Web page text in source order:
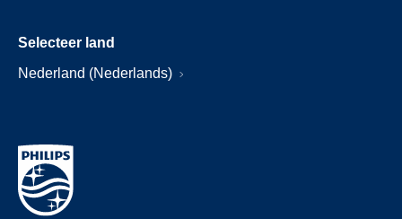
Selecteer land
Nederland (Nederlands)